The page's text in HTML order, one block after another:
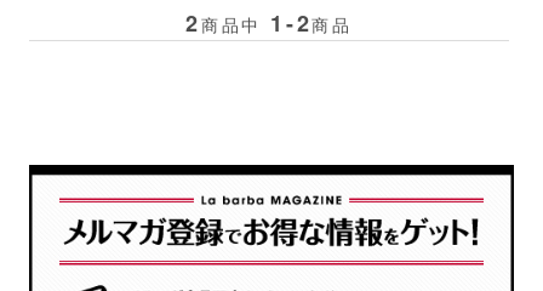
2商品中 1-2商品